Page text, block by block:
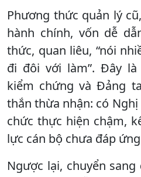
Phương thức quản lý
hành chính, vốn dễ
thức, quan liêu, “nói
đi đôi với làm”. Đây
kiểm chứng và Đảng
thắn thừa nhận: có
chức thực hiện chậm,
lực cán bộ chưa đáp
Ngược lại, chuyển